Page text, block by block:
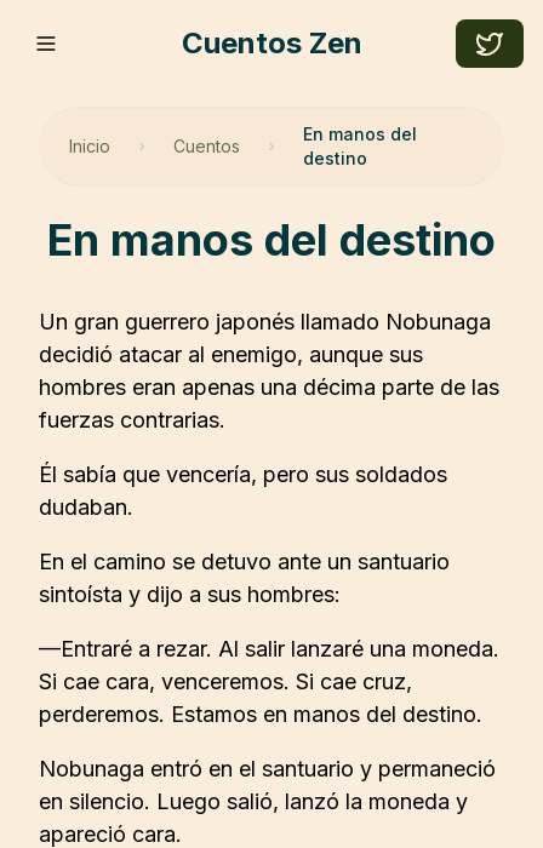
Cuentos Zen
Inicio Cuentos
En manos del
destino
en manos del destino
Un gran guerrero japonés llamado Nobunaga
decidió atacar al enemigo, aunque sus
hombres eran apenas una décima parte de las
fuerzas contrarias.
Él sabía que vencería, pero sus soldados
dudaban.
En el camino se detuvo ante un santuario
sintoísta y dijo a sus hombres:
—Entraré a rezar. Al salir lanzaré una moneda.
Si cae cara, venceremos. Si cae cruz,
perderemos. Estamos en manos del destino.
Nobunaga entró en el santuario y permaneció
en silencio. Luego salió, lanzó la moneda y
apareció cara.